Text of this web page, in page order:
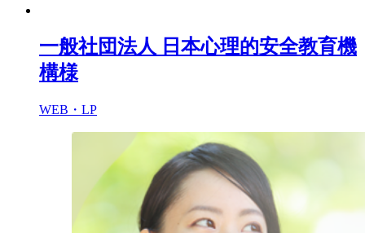
一般社団法人 日本心理的安全教育機
構様
WEB・LP